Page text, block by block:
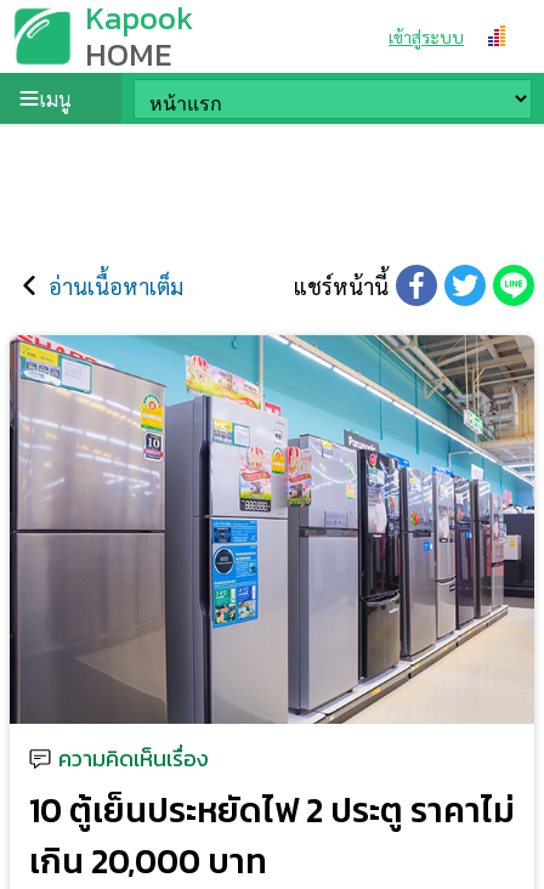
Kapook
HOME เข้าสู่ระบบ
เมนู
อ่านเนื้อหาเต็ม แชร์หน้านี้
ความคิดเห็นเรื่อง
10 ตู้เย็นประหยัดไฟ 2 ประตู ราคาไม่
เกิน 20,000 บาท